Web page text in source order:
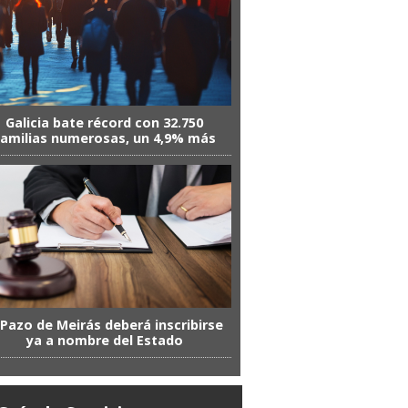
Galicia bate récord con 32.750
numerosas, un 4,9% más
de Meirás deberá inscribirse
ya a nombre del Estado